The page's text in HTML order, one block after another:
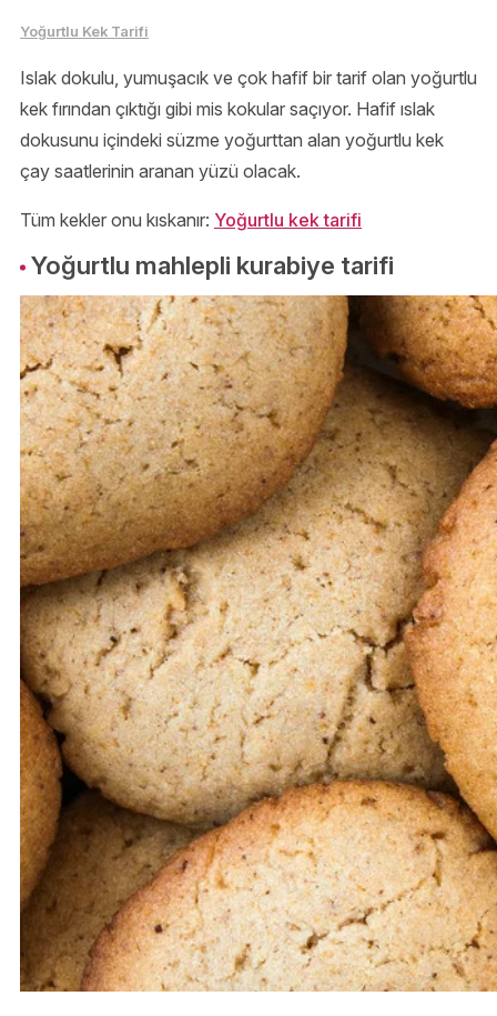
Yoğurtlu Kek Tarifi
Islak dokulu, yumuşacık ve çok hafif bir tarif olan yoğurtlu
kek fırından çıktığı gibi mis kokular saçıyor. Hafif ıslak
dokusunu içindeki süzme yoğurttan alan yoğurtlu kek
çay saatlerinin aranan yüzü olacak.
Tüm kekler onu kıskanır: Yoğurtlu kek tarifi
Yoğurtlu mahlepli kurabiye tarifi